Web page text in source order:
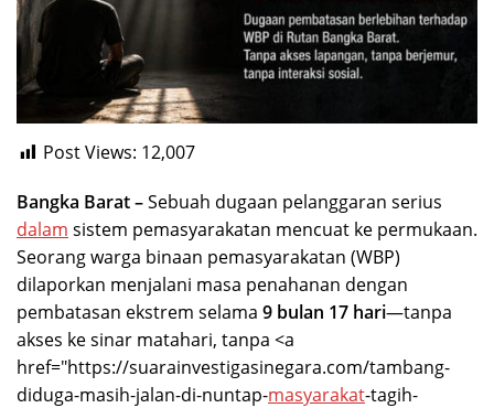
Post Views: 12,007
Bangka Barat –Sebuah dugaan pelanggaran serius
dalam sistem pemasyarakatan mencuat ke permukaan.
Seorang warga binaan pemasyarakatan (WBP)
dilaporkan menjalani masa penahanan dengan
pembatasan ekstrem selama 9 bulan 17 hari—tanpa
akses ke sinar matahari, tanpa <a
href="https://suarainvestigasinegara.com/tambang-
diduga-masih-jalan-di-nuntap-masyarakat-tagih-